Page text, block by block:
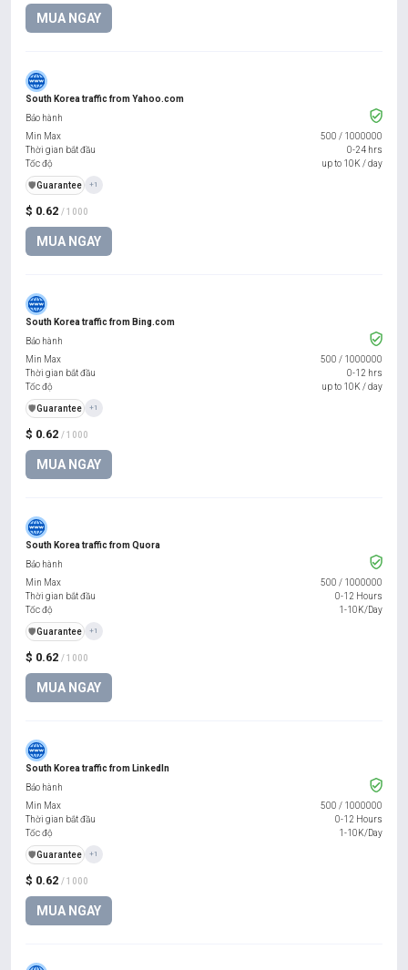
MUA NGAY
South Korea traffic from Yahoo.com
$ 0.62 / 1000
MUA NGAY
Bảo hành
Min Max
500 / 1000000
Thời gian bắt đầu
0-24 hrs
Tốc độ
up to 10K / day
️🛡️Guarantee +1
South Korea traffic from Bing.com
$ 0.62 / 1000
MUA NGAY
Bảo hành
Min Max
500 / 1000000
Thời gian bắt đầu
0-12 hrs
Tốc độ
up to 10K / day
️🛡️Guarantee +1
South Korea traffic from Quora
$ 0.62 / 1000
MUA NGAY
Bảo hành
Min Max
500 / 1000000
Thời gian bắt đầu
0-12 Hours
Tốc độ
1-10K/Day
️🛡️Guarantee +1
South Korea traffic from LinkedIn
$ 0.62 / 1000
MUA NGAY
Bảo hành
Min Max
500 / 1000000
Thời gian bắt đầu
0-12 Hours
Tốc độ
1-10K/Day
️🛡️Guarantee +1